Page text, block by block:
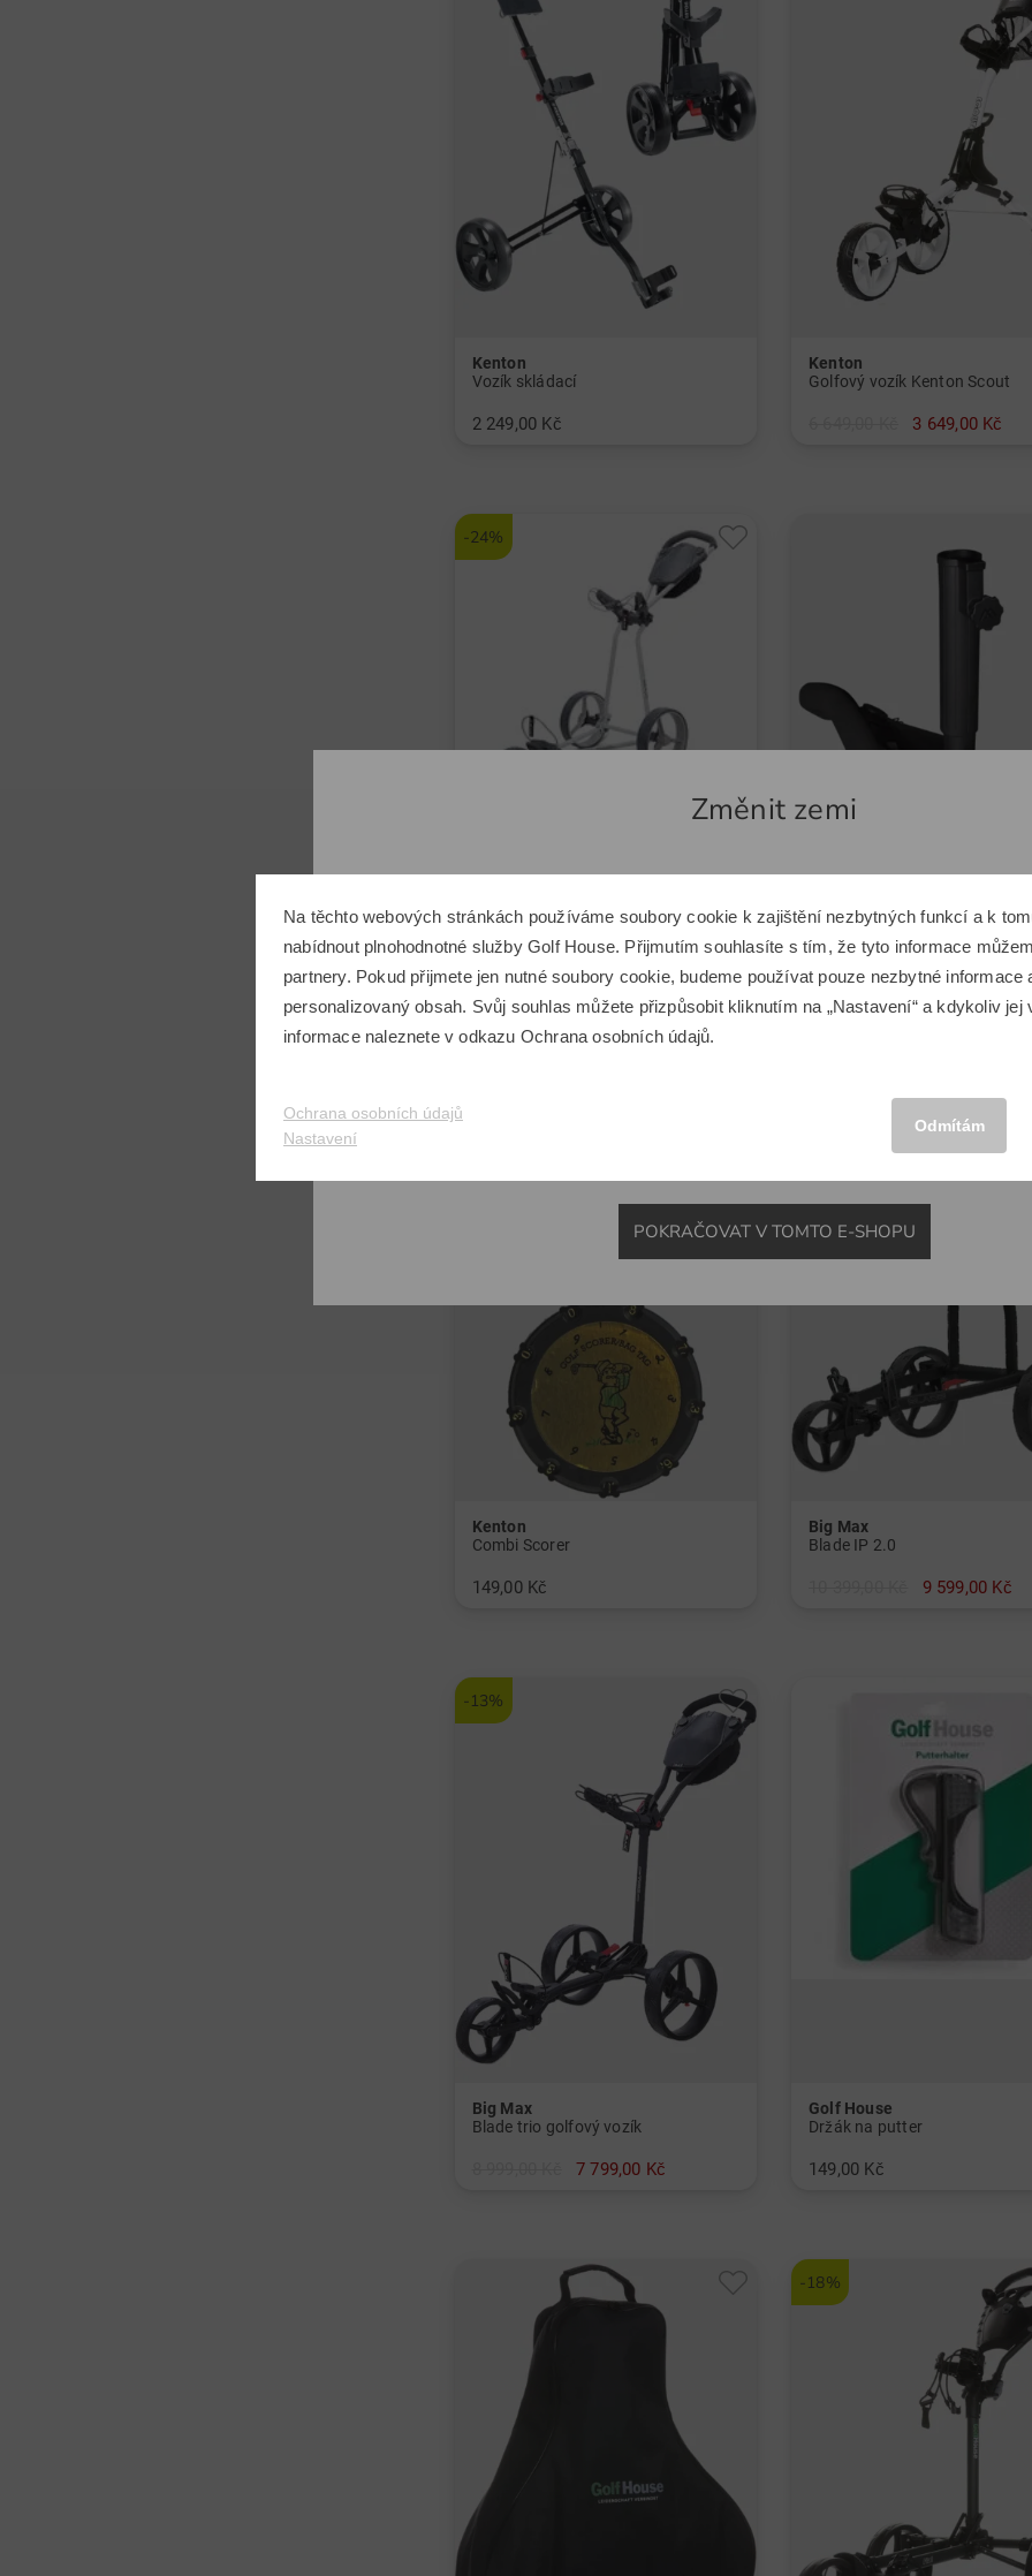
Kenton
Vozík skládací
2 249,00 Kč
Kenton
Golfový vozík Kenton Scout
3 649,00 Kč
-24%
Big Max
5 999,00 Kč 4 549,00 Kč
v: Ostatní materiál
Big Max
1 049,00 Kč
Kenton
Combi Scorer
149,00 Kč
Big Max
Blade IP 2.0
9 599,00 Kč
-13%
Big Max
Blade trio golfový vozík
7 799,00 Kč
Golf House
Držák na putter
149,00 Kč
-18%
Změnit zemi
Chcete přepnout na odpovídající e-shop Golf House?
POKRAČOVAT V TOMTO E-SHOPU
Na těchto webových stránkách používáme soubory cookie k zajištění nezbytných funkcí a k
nabídnout plnohodnotné služby Golf House. Přijmutím souhlasíte s tím, že tyto informace
partnery. Pokud přijmete jen nutné soubory cookie, budeme používat pouze nezbytné informace
personalizovaný obsah. Svůj souhlas můžete přizpůsobit kliknutím na „Nastavení“ a kdykoliv jej
informace naleznete v odkazu Ochrana osobních údajů.
Ochrana osobních údajů
Nastavení
Odmítám